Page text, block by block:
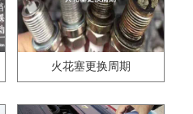
火花塞更换周期